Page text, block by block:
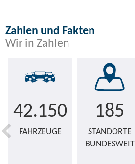
Zahlen und Fakten
Wir in Zahlen
42.150
FAHRZEUGE
185
STANDORTE
BUNDESWEIT